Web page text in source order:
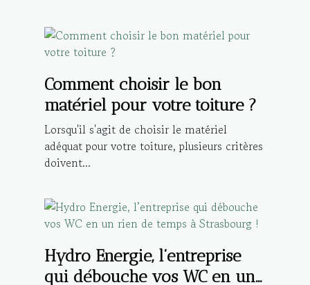
Comment choisir le bon
matériel pour votre toiture ?
Lorsqu'il s'agit de choisir le matériel
adéquat pour votre toiture, plusieurs critères
doivent...
Hydro Energie, l’entreprise
qui débouche vos WC en un